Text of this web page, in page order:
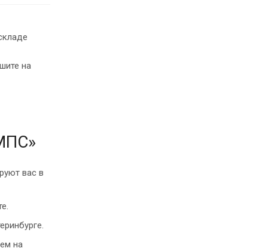
на
вас в
на